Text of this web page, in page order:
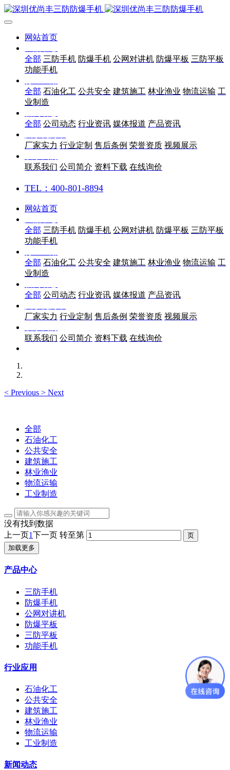
网站首页
全部 三防手机 防爆手机 公网对讲机 防爆平板 三防平板
功能手机
全部 石油化工 公共安全 建筑施工 林业渔业 物流运输 工
业制造
全部 公司动态 行业资讯 媒体报道 产品资讯
厂家实力 行业定制 售后条例 荣誉资质 视频展示
联系我们 公司简介 资料下载 在线询价
TEL：400-801-8894
网站首页
全部 三防手机 防爆手机 公网对讲机 防爆平板 三防平板
功能手机
全部 石油化工 公共安全 建筑施工 林业渔业 物流运输 工
业制造
全部 公司动态 行业资讯 媒体报道 产品资讯
厂家实力 行业定制 售后条例 荣誉资质 视频展示
联系我们 公司简介 资料下载 在线询价
< Previous > Next
全部
石油化工
公共安全
建筑施工
林业渔业
物流运输
工业制造
没有找到数据
上一页1下一页 转至第
加载更多
产品中心
三防手机
防爆手机
公网对讲机
防爆平板
三防平板
功能手机
行业应用
石油化工
公共安全
建筑施工
林业渔业
物流运输
工业制造
新闻动态